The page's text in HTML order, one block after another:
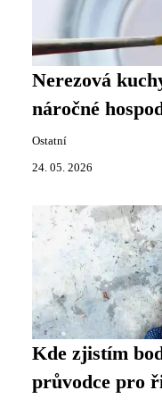
Nerezová
náročné
Ostatní
24. 05. 2026
Kde zjistím
průvodce pro